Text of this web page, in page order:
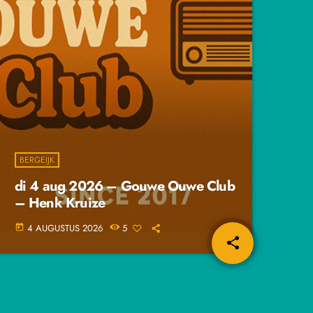
share
email
BERGEIJK
di 4 aug 2026 – Gouwe Ouwe Club
– Henk Kruize
today 4 AUGUSTUS 2026 5